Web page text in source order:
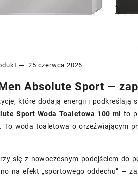
25 czerwca 2026
Absolute Sport —
które dodają energii i podkreślają
Sport Woda Toaletowa 100 ml
to
To woda toaletowa o orzeźwiającym
się z nowoczesnym podejściem do
na efekt „sportowego oddechu” —